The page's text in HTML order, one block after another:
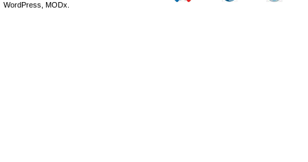
WordPress, MODx.